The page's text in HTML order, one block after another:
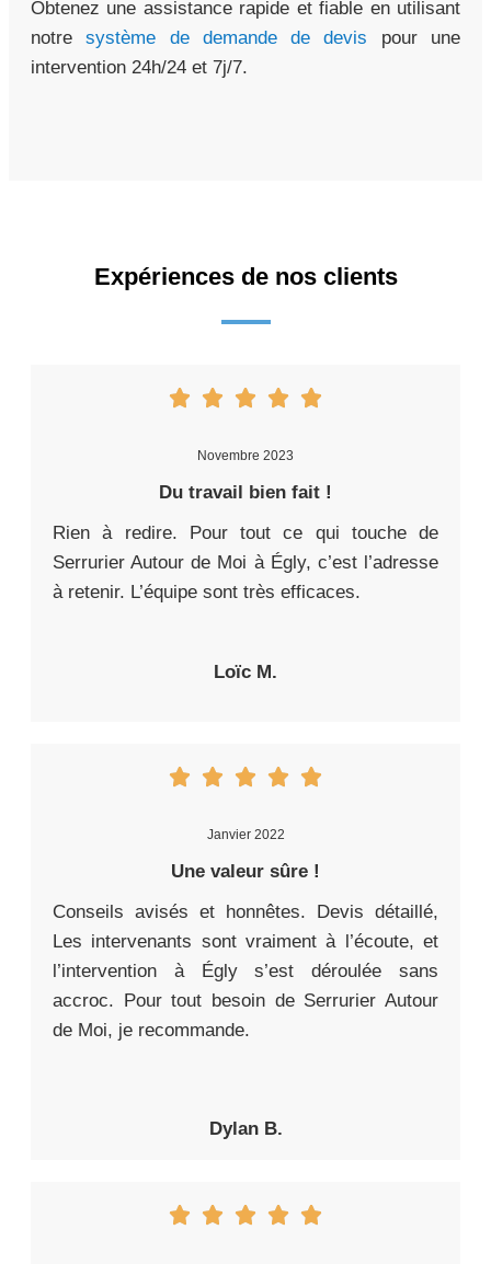
Obtenez une assistance rapide et fiable en utilisant
notresystème de demande de devis pour une
intervention 24h/24 et 7j/7.
Expériences de nos clients
Novembre 2023
Du travail bien fait !
Rien à redire. Pour tout ce qui touche de
Serrurier Autour de Moi à Égly, c’est l’adresse
à retenir. L’équipe sont très efficaces.
Loïc M.
Janvier 2022
Une valeur sûre !
Conseils avisés et honnêtes. Devis détaillé,
Les intervenants sont vraiment à l’écoute, et
l’intervention à Égly s’est déroulée sans
accroc. Pour tout besoin de Serrurier Autour
de Moi, je recommande.
Dylan B.